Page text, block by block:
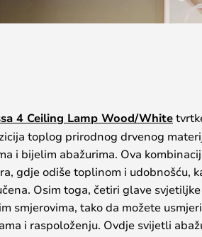
4 Ceiling Lamp Wood/White
toplog prirodnog drvenog
i bijelim abažurima. Ova
gdje odiše toplinom i udobnošću,
Osim toga, četiri glave
smjerovima, tako da možete
i raspoloženju. Ovdje svijetli